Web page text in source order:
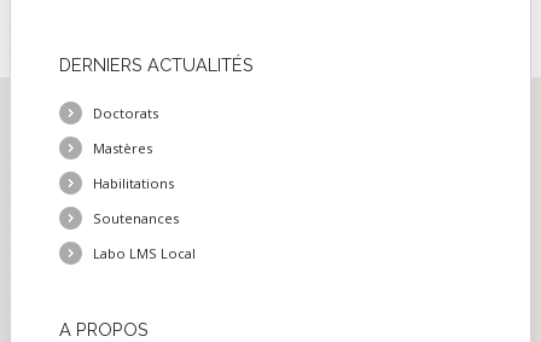
DERNIERS ACTUALITÉS
Doctorats
Mastères
Habilitations
Soutenances
Labo LMS Local
A PROPOS